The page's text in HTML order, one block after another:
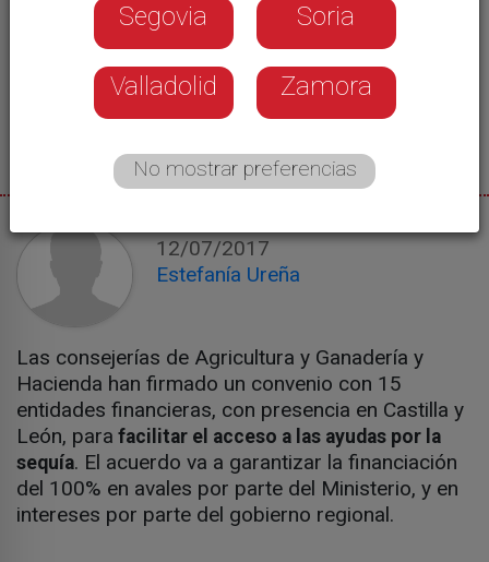
12/07/2017
Estefanía Ureña
Las consejerías de Agricultura y Ganadería y
Hacienda han firmado un convenio con 15
entidades financieras, con presencia en Castilla y
León, para facilitar el acceso a las ayudas por la
sequía. El acuerdo va a garantizar la financiación
del 100% en avales por parte del Ministerio, y en
intereses por parte del gobierno regional.
Segovia Soria
Valladolid Zamora
No mostrar preferencias